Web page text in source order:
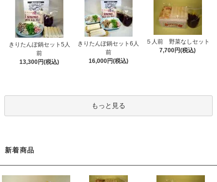
きりたんぽ鍋セット5人
前
13,300円(税込)
きりたんぽ鍋セット6人
前
16,000円(税込)
５人前 野菜なしセット
7,700円(税込)
もっと見る
新着商品